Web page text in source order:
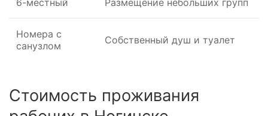
6-местный Размещение небольших групп
Номера с
санузлом
Собственный душ и туалет
Стоимость проживания